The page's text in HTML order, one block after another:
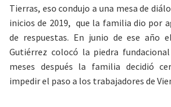
Tierras, eso condujo a una mesa de
inicios de 2019, que la familia dio por
de respuestas. En junio de ese año
Gutiérrez colocó la piedra
meses después la familia decidió
impedir el paso a los trabajadores de